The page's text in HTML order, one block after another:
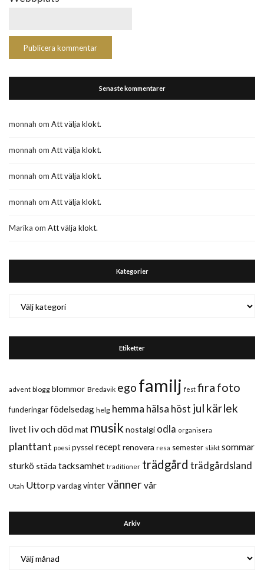
Senaste kommentarer
monnah om Att välja klokt.
monnah om Att välja klokt.
monnah om Att välja klokt.
monnah om Att välja klokt.
Marika om Att välja klokt.
Kategorier
Etiketter
advent blogg blommor Bredavik ego familj fest fira foto
funderingarfödelsedag helg hemma hälsa höst jul kärlek
livet liv och dödmat musik nostalgi odla organisera
planttant poesi pyssel receptrenovera resa semester släkt sommar
sturkö städa tacksamhet traditioner trädgård trädgårdsland
Utah Uttorp vardagvintervänner vår
Arkiv